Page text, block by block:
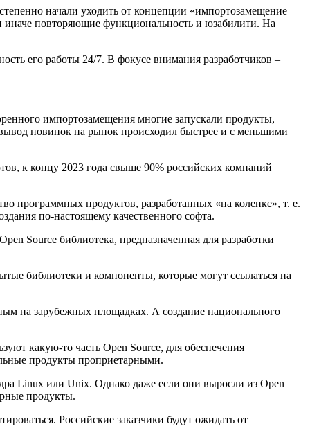
начали уходить от концепции «импортозамещение
иначе повторяющие функциональность и юзабилити. На
его работы 24/7. В фокусе внимания разработчиков –
импортозамещения многие запускали продукты,
новинок на рынок происходил быстрее и с меньшими
к концу 2023 года свыше 90% российских компаний
программных продуктов, разработанных «на коленке», т. е.
по-настоящему качественного софта.
Source библиотека, предназначенная для разработки
библиотеки и компоненты, которые могут ссылаться на
на зарубежных площадках. А создание национального
какую-то часть Open Source, для обеспечения
продукты проприетарными.
Linux или Unix. Однако даже если они выросли из Open
продукты.
Российские заказчики будут ожидать от